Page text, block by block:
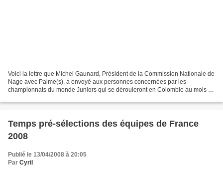
Voici la lettre que Michel Gaunard, Président de la Commission Nationale de
Nage avec Palme(s), a envoyé aux personnes concernées par les
championnats du monde Juniors qui se dérouleront en Colombie au mois de
Temps pré-sélections des équipes de France
2008
Publié le 13/04/2008 à 20:05
Par Cyril